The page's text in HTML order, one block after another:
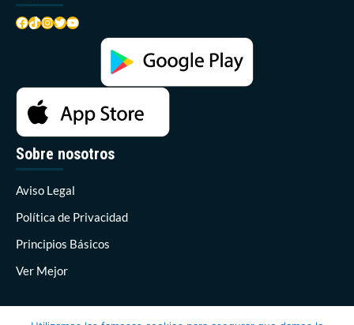
Facebook
TikTok
Instagram
Twitter
YouTube
Sobre nosotros
Aviso Legal
Política de Privacidad
Principios Básicos
Ver Mejor